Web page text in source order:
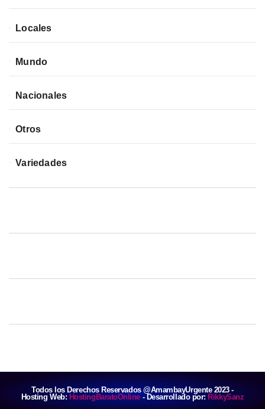
Locales
Mundo
Nacionales
Otros
Variedades
Todos los Derechos Reservados @AmambayUrgente 2023 -
Hosting Web: HostingBaratoOnline - Desarrollado por: RikkySanz